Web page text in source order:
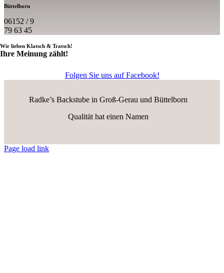
Büttelborn
06152 / 9
79 63 45
Wir lieben Klatsch & Tratsch!
Ihre Meinung zählt!
Folgen Sie uns auf Facebook!
Radke’s Backstube in Groß-Gerau und Büttelborn
Qualität hat einen Namen
Page load link